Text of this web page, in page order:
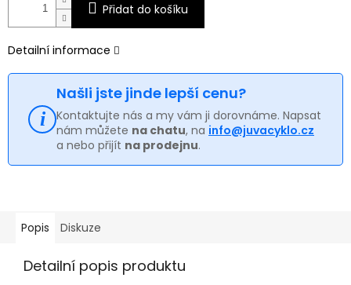
Přidat do košíku
Detailní informace
Našli jste jinde lepší cenu?
Kontaktujte nás a my vám ji dorovnáme. Napsat
nám můžete na chatu, na info@juvacyklo.cz
a nebo přijít na prodejnu.
Popis Diskuze
Detailní popis produktu